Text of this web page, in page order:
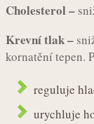
Cholesterol –
Krevní tlak –
kornatění tepen.
reguluje
urychluje